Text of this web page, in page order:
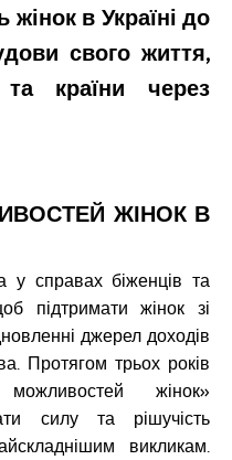
в Україні до
свого життя,
країни через
ЖІНОК В
у справах біженців та
підтримати жінок зі
джерел доходів
Протягом трьох років
жінок»
силу та рішучість
викликам.